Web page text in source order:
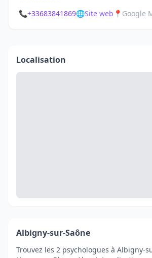
📞+33683841869🌐Site web 📍 Google
Localisation
Albigny-sur-Saône
Trouvez les 2 psychologues à Albigny-